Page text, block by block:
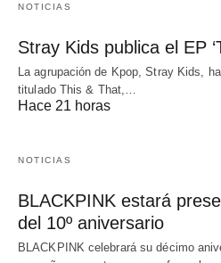
NOTICIAS
Stray Kids publica el EP
La agrupación de Kpop, Stray Kids,
titulado This & That,…
Hace 21 horas
NOTICIAS
BLACKPINK estará
del 10º aniversario
BLACKPINK celebrará su décimo